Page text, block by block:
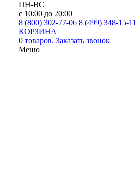
ПН-ВС
с 10:00 до 20:00
8 (800) 302-77-06 8 (499) 348-15-11
КОРЗИНА
0 товаров. Заказать звонок
Меню